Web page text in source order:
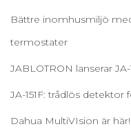
Bättre inomhusmiljö
termostater
JABLOTRON lanserar JA-
JA-151F: trådlös detektor
Dahua MultiVIsion är här!